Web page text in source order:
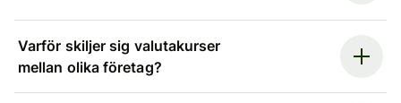
Varför skiljer sig valutakurser
mellan olika företag?